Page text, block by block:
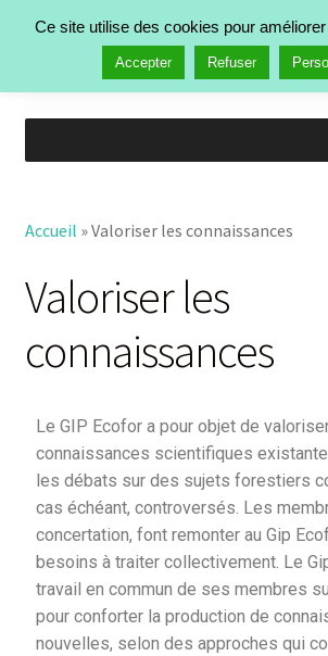
Identifier les priorités de recherche
Intégrer les connaissances
Activités passées
Publications
Actualités
Qui est Ecofor ?
Contact
Accueil »Valoriser les connaissances
Valoriser les
connaissances
Le GIP Ecofor a pour objet de
connaissances scientifiques
les débats sur des sujets forestiers
cas échéant, controversés. Les
concertation, font remonter au Gip
besoins à traiter collectivement. Le
travail en commun de ses membres
pour conforter la production de
nouvelles, selon des approches qui
Ce site utilise des cookies pour
Accepter Refuser